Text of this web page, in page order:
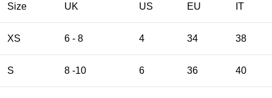
Size UK US EU ΙΤ
XS 6 - 8 4 34 38
S 8 -10 6 36 40